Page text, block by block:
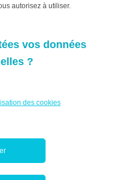
autorisez à utiliser.
vos données
?
des cookies